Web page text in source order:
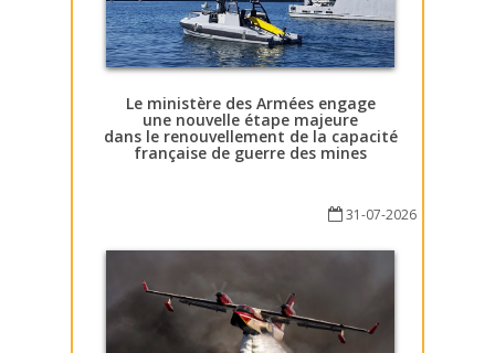
Le ministère des Armées engage
une nouvelle étape majeure
dans le renouvellement de la capacité
française de guerre des mines
31-07-2026